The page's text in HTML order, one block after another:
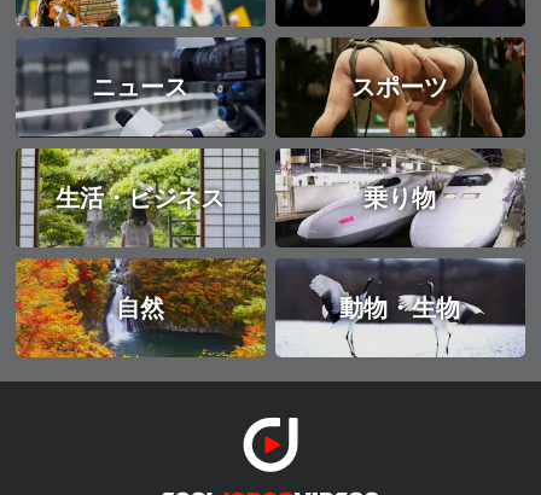
ニュース スポーツ
生活・ビジネス 乗り物
自然 動物・生物